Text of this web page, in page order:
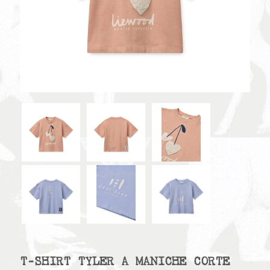
T-SHIRT TYLER A MANICHE CORTE